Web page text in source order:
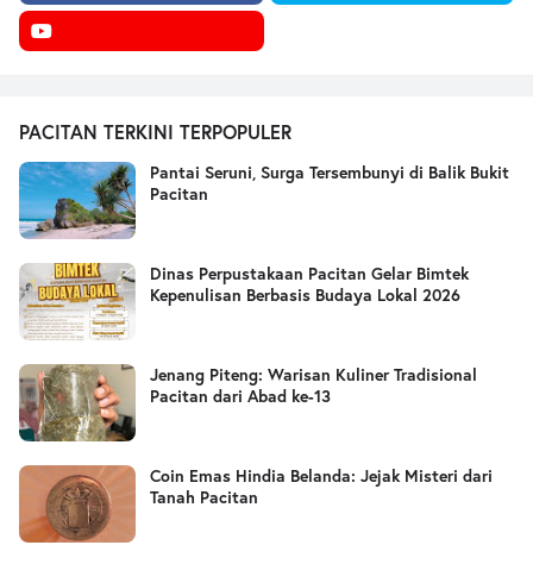
PACITAN TERKINI TERPOPULER
Pantai Seruni, Surga Tersembunyi di Balik Bukit
Pacitan
Dinas Perpustakaan Pacitan Gelar Bimtek
Kepenulisan Berbasis Budaya Lokal 2026
Jenang Piteng: Warisan Kuliner Tradisional
Pacitan dari Abad ke-13
Coin Emas Hindia Belanda: Jejak Misteri dari
Tanah Pacitan